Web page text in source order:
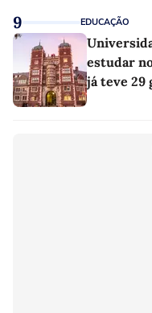
9 EDUCAÇÃO
estudar
já teve 29